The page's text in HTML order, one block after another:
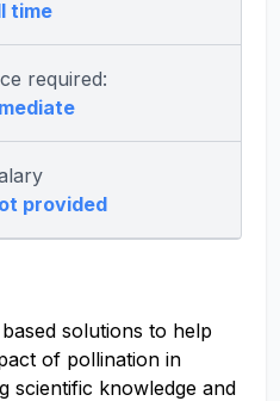
time
required:
provided
solutions to help
of pollination in
scientific knowledge and